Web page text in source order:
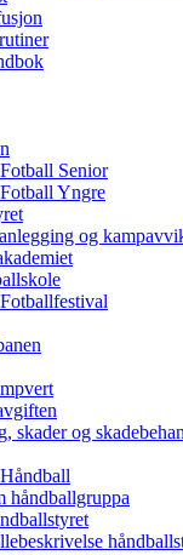
Senior
Yngre
og
skader og
håndballgruppa